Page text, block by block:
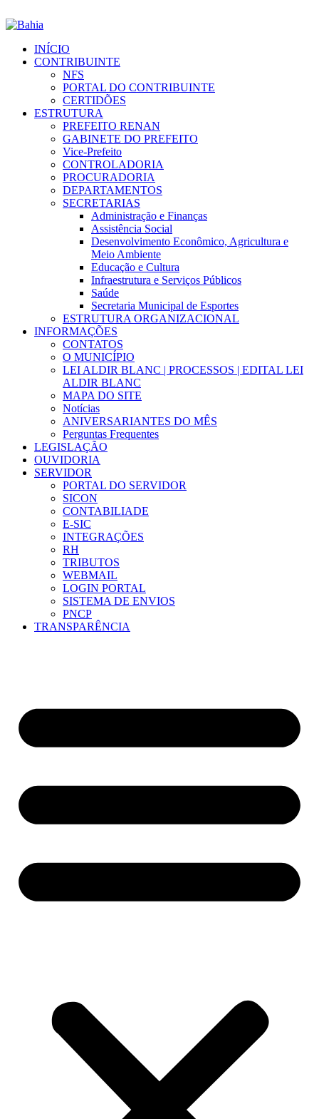
INÍCIO
CONTRIBUINTE
NFS
PORTAL DO CONTRIBUINTE
CERTIDÕES
ESTRUTURA
PREFEITO RENAN
GABINETE DO PREFEITO
Vice-Prefeito
CONTROLADORIA
PROCURADORIA
DEPARTAMENTOS
SECRETARIAS
Administração e Finanças
Assistência Social
Desenvolvimento Econômico, Agricultura e
Meio Ambiente
Educação e Cultura
Infraestrutura e Serviços Públicos
Saúde
Secretaria Municipal de Esportes
ESTRUTURA ORGANIZACIONAL
INFORMAÇÕES
CONTATOS
O MUNICÍPIO
LEI ALDIR BLANC | PROCESSOS | EDITAL LEI
ALDIR BLANC
MAPA DO SITE
Notícias
ANIVERSARIANTES DO MÊS
Perguntas Frequentes
LEGISLAÇÃO
OUVIDORIA
SERVIDOR
PORTAL DO SERVIDOR
SICON
CONTABILIADE
E-SIC
INTEGRAÇÕES
RH
TRIBUTOS
WEBMAIL
LOGIN PORTAL
SISTEMA DE ENVIOS
PNCP
TRANSPARÊNCIA